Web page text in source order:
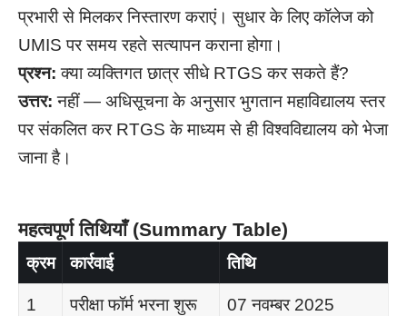
प्रभारी से मिलकर निस्तारण कराएं। सुधार के लिए कॉलेज को
UMIS पर समय रहते सत्यापन कराना होगा।
प्रश्न: क्या व्यक्तिगत छात्र सीधे RTGS कर सकते हैं?
उत्तर: नहीं — अधिसूचना के अनुसार भुगतान महाविद्यालय स्तर
पर संकलित कर RTGS के माध्यम से ही विश्वविद्यालय को भेजा
जाना है।
महत्वपूर्ण तिथियाँ (Summary Table)
क्रम कार्रवाई तिथि
1 परीक्षा फॉर्म भरना शुरू 07 नवम्बर 2025